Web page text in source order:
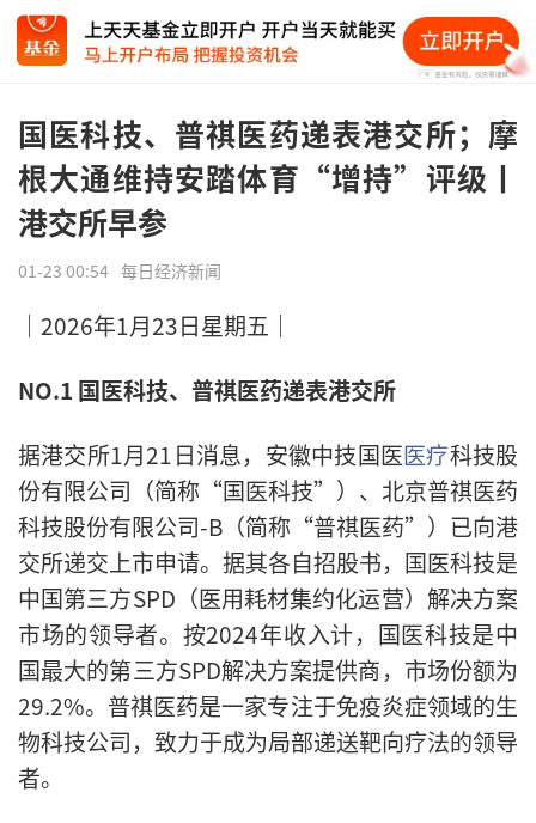
国医科技、普祺医药递表港交所；摩
根大通维持安踏体育“增持”评级丨
港交所早参
01-23 00:54 每日经济新闻
｜2026年1月23日星期五｜
NO.1 国医科技、普祺医药递表港交所
据港交所1月21日消息，安徽中技国医医疗科技股
份有限公司（简称“国医科技”）、北京普祺医药
科技股份有限公司-B（简称“普祺医药”）已向港
交所递交上市申请。据其各自招股书，国医科技是
中国第三方SPD（医用耗材集约化运营）解决方案
市场的领导者。按2024年收入计，国医科技是中
国最大的第三方SPD解决方案提供商，市场份额为
29.2%。普祺医药是一家专注于免疫炎症领域的生
物科技公司，致力于成为局部递送靶向疗法的领导
者。